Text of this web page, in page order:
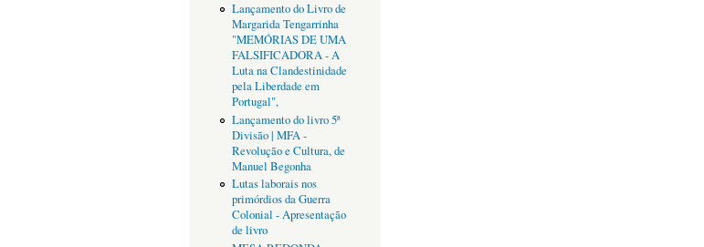
Lançamento do Livro de
Margarida Tengarrinha
"MEMÓRIAS DE UMA
FALSIFICADORA - A
Luta na Clandestinidade
pela Liberdade em
Portugal",
Lançamento do livro 5ª
Divisão | MFA -
Revolução e Cultura, de
Manuel Begonha
Lutas laborais nos
primórdios da Guerra
Colonial - Apresentação
de livro